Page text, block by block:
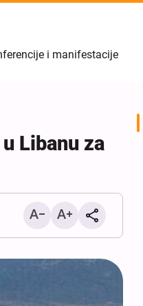
i manifestacije
Libanu za
s Iranom uzrokovao je
smanjenje američkih